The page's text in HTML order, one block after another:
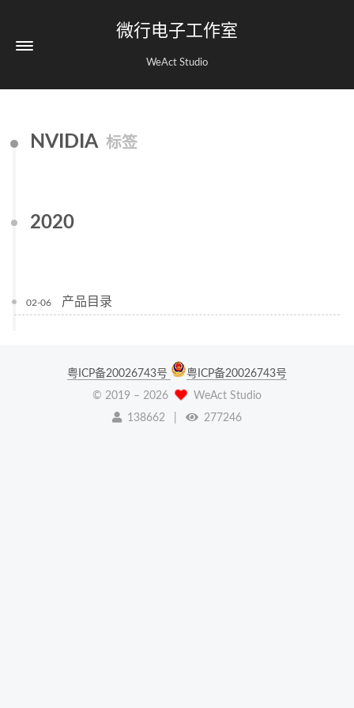
微行电子工作室
WeAct Studio
NVIDIA 标签
2020
02-06 产品目录
粤ICP备20026743号
粤ICP备20026743号
© 2019 – 2026
WeAct Studio
138662
277246